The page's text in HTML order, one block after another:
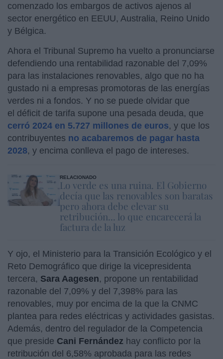
comenzado los embargos de activos ajenos al
sector energético en EEUU, Australia, Reino Unido
y Bélgica.
Ahora el Tribunal Supremo ha vuelto a pronunciarse
defendiendo una rentabilidad razonable del 7,09%
para las instalaciones renovables, algo que no ha
gustado ni a empresas promotoras de las energías
verdes ni a fondos. Y no se puede olvidar que
el déficit de tarifa supone una pesada deuda, que
cerró 2024 en 5.727 millones de euros, y que los
contribuyentes no acabaremos de pagar hasta
2028, y encima conlleva el pago de intereses.
RELACIONADO
Lo verde es una ruina. El Gobierno
decía que las renovables son baratas
pero ahora debe elevar su
retribución... lo que encarecerá la
factura de la luz
Y ojo, el Ministerio para la Transición Ecológico y el
Reto Demográfico que dirige la vicepresidenta
tercera, Sara Aagesen, propone un rentabilidad
razonable del 7,09% y del 7,398% para las
renovables, muy por encima de la que la CNMC
plantea para redes eléctricas y actividades gasistas.
Además, dentro del regulador de la Competencia
que preside Cani Fernández hay conflicto por la
retribución del 6,58% aprobada para las redes